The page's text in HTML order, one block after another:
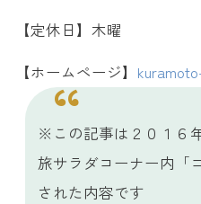
【定休日】木曜
【ホームページ】
※この記事は２０１６
旅サラダコーナー内「
された内容です